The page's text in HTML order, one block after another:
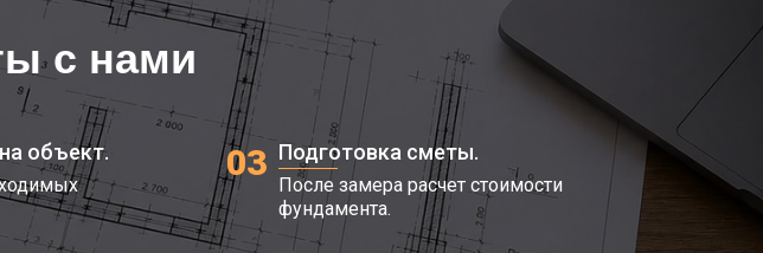
с нами
объект. 03 Подготовка сметы.
После замера расчет стоимости
фундамента.